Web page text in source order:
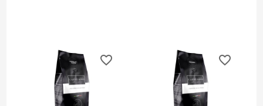
favorite_border favorite_border